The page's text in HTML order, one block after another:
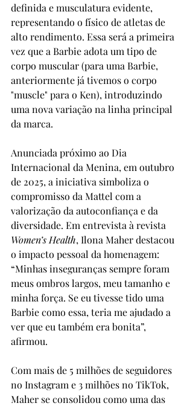
definida e musculatura evidente,
representando o físico de atletas de
alto rendimento. Essa será a primeira
vez que a Barbie adota um tipo de
corpo muscular (para uma Barbie,
anteriormente já tivemos o corpo
"muscle" para o Ken), introduzindo
uma nova variação na linha principal
da marca.
Anunciada próximo ao Dia
Internacional da Menina, em outubro
de 2025, a iniciativa simboliza o
compromisso da Mattel com a
valorização da autoconfiança e da
diversidade. Em entrevista à revista
Women’s Health, Ilona Maher destacou
o impacto pessoal da homenagem:
“Minhas inseguranças sempre foram
meus ombros largos, meu tamanho e
minha força. Se eu tivesse tido uma
Barbie como essa, teria me ajudado a
ver que eu também era bonita”,
afirmou.
Com mais de 5 milhões de seguidores
no Instagram e 3 milhões no TikTok,
Maher se consolidou como uma das